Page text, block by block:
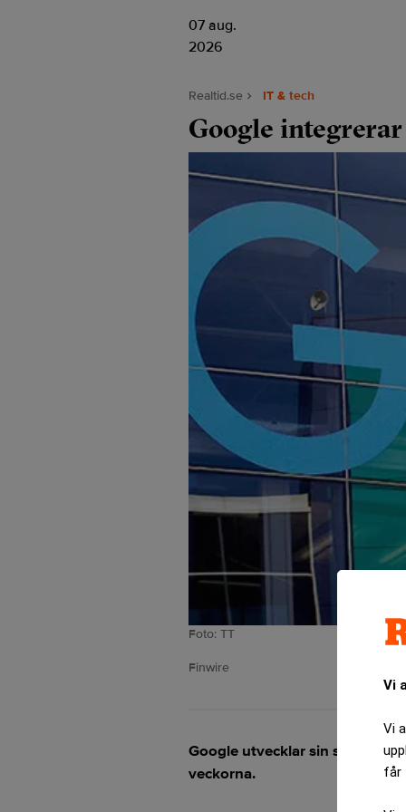
Vi
Vi
får
07 aug.
2026
Realtid.se IT & tech
Google
Foto: TT
Finwire
Google utvecklar sin sökmotor
veckorna.